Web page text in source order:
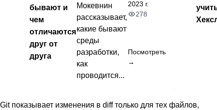
бывают и
чем
отличаются
друг от
друга
Мокевнин
рассказывает,
какие бывают
среды
разработки,
как
проводится...
2023 г.
278
Посмотреть
→
Git показывает изменения в diff только для тех файлов,